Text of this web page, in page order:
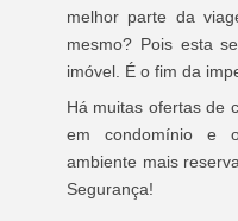
melhor parte da
mesmo? Pois esta
imóvel. É o fim da
Há muitas ofertas de
em condomínio e
ambiente mais
Segurança!